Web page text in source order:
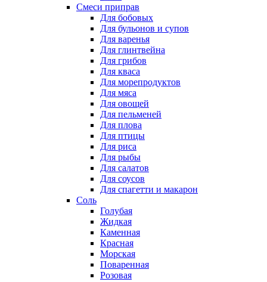
Смеси приправ
Для бобовых
Для бульонов и супов
Для варенья
Для глинтвейна
Для грибов
Для кваса
Для морепродуктов
Для мяса
Для овощей
Для пельменей
Для плова
Для птицы
Для риса
Для рыбы
Для салатов
Для соусов
Для спагетти и макарон
Соль
Голубая
Жидкая
Каменная
Красная
Морская
Поваренная
Розовая